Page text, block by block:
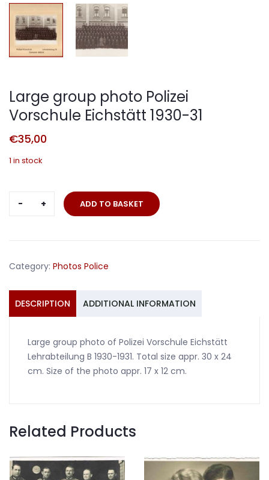
Large group photo Polizei
Vorschule Eichstätt 1930-31
€35,00
1 in stock
Eichstätt
31
quantity
ADD TO BASKET
Category: Photos Police
DESCRIPTION ADDITIONAL INFORMATION
Large group photo of Polizei Vorschule Eichstätt
Lehrabteilung B 1930-1931. Total size appr. 30 x 24
cm. Size of the photo appr. 17 x 12 cm.
Related Products